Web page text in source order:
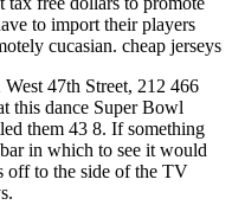
to import their players
cucasian. cheap jerseys
47th Street, 212 466
this dance Super Bowl
them 43 8. If something
in which to see it would
off to the side of the TV